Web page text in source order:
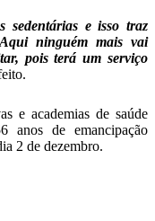
sedentárias e isso traz
ninguém mais vai
pois terá um serviço
e academias de saúde
anos de emancipação
2 de dezembro.